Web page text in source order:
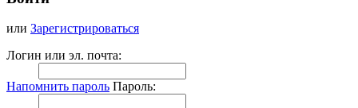
или Зарегистрироваться
Логин или эл. почта:
Напомнить пароль Пароль: